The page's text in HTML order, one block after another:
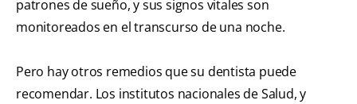
patrones de sueño, y sus signos vitales son
monitoreados en el transcurso de una noche.
Pero hay otros remedios que su dentista puede
recomendar. Los institutos nacionales de Salud, y